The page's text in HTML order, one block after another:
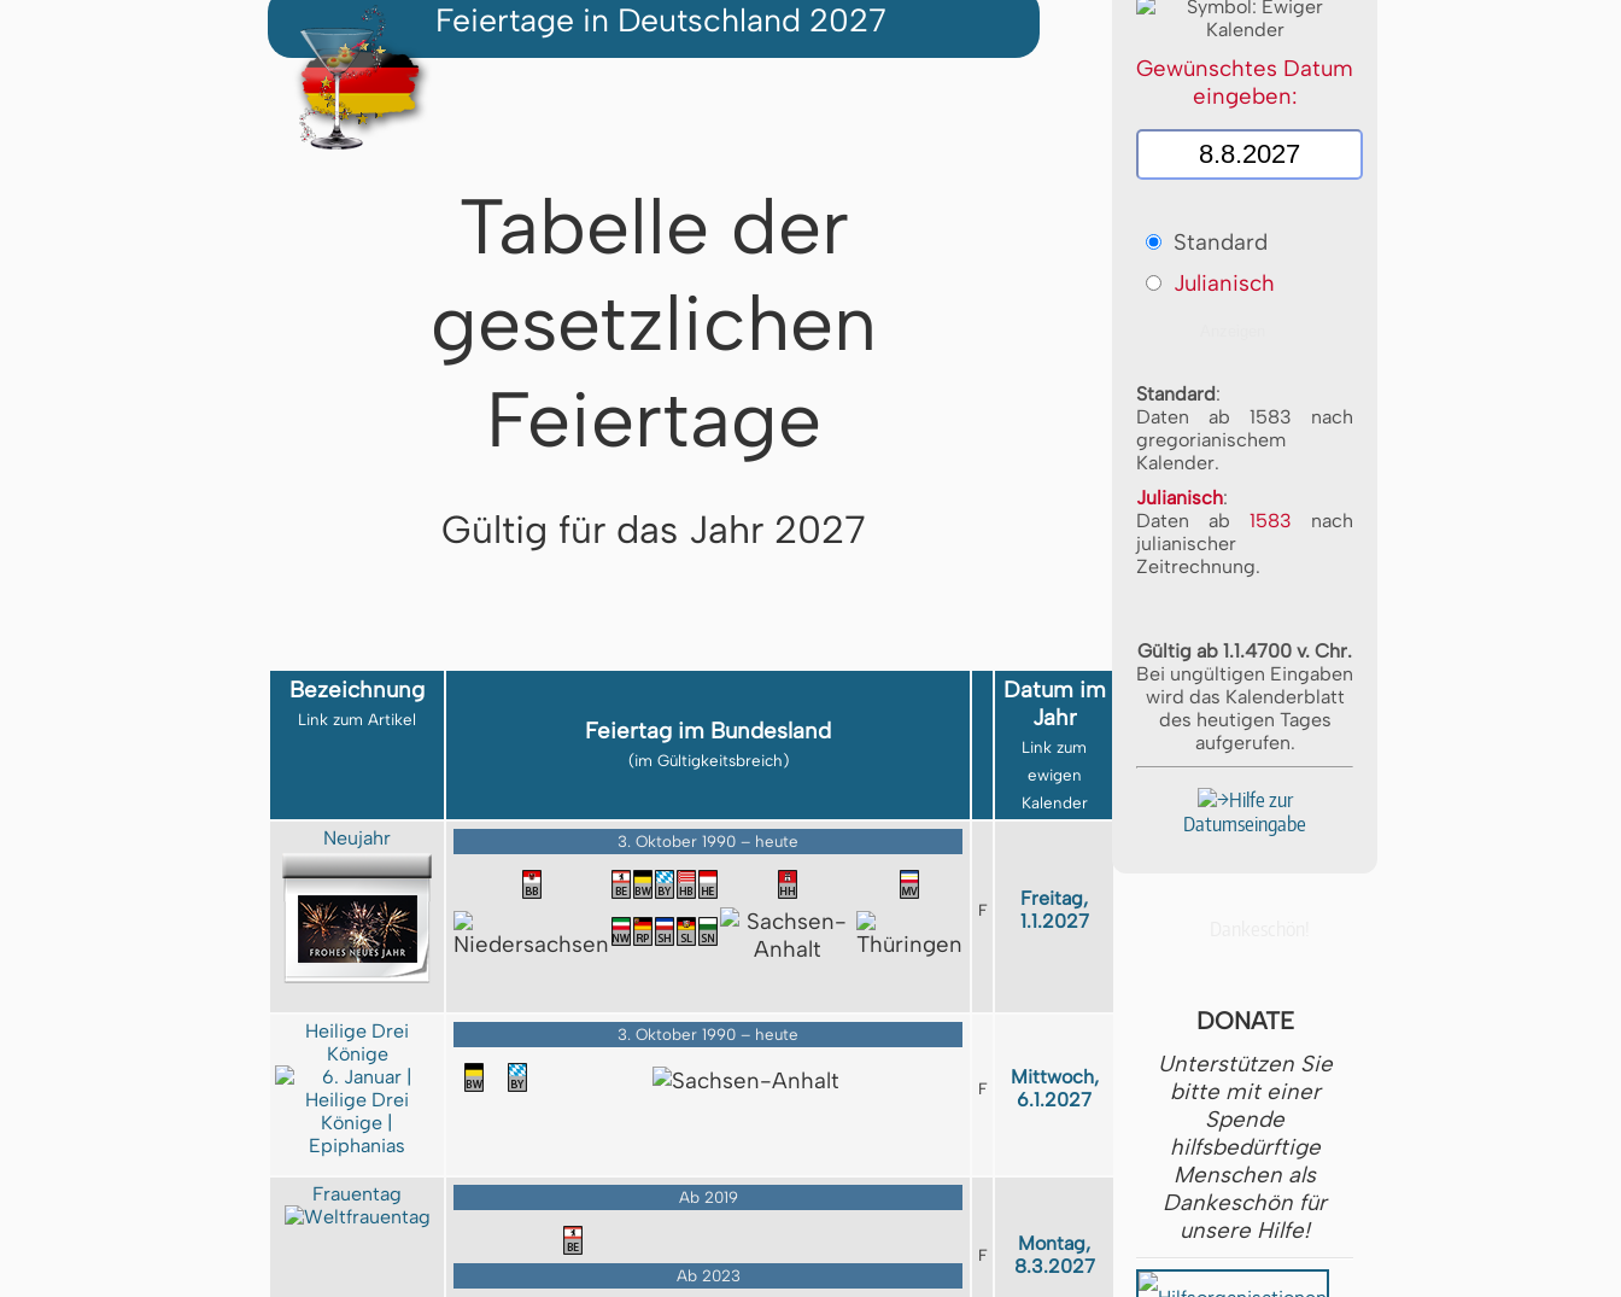
Feiertage in Deutschland 2027
Tabelle der
gesetzlichen
Feiertage
Gültig für das Jahr 2027
Bezeichnung
Link zum Artikel Feiertag im Bundesland
(im Gültigkeitsbreich)
Datum im
Jahr
Link zum
ewigen
Kalender
Neujahr 3. Oktober 1990 – heute
F
Freitag,
1.1.2027
Heilige Drei
Könige
3. Oktober 1990 – heute
F
Mittwoch,
6.1.2027
Frauentag Ab 2019
Ab 2023
F
Montag,
8.3.2027
Gewünschtes Datum
eingeben:
Standard
Julianisch
Standard:
Daten ab 1583 nach
gregorianischem
Kalender.
Julianisch:
Daten ab 1583 nach
julianischer
Zeitrechnung.
Gültig ab 1.1.4700 v. Chr.
Bei ungültigen Eingaben
wird das Kalenderblatt
des heutigen Tages
aufgerufen.
Hilfe zur
Datumseingabe
DONATE
Unterstützen Sie
bitte mit einer
Spende
hilfsbedürftige
Menschen als
Dankeschön für
unsere Hilfe!